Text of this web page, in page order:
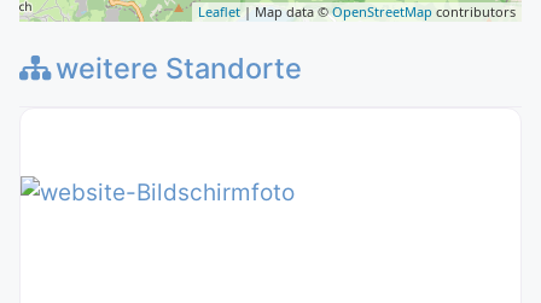
Leaflet| Map data ©OpenStreetMap contributors
weitere Standorte